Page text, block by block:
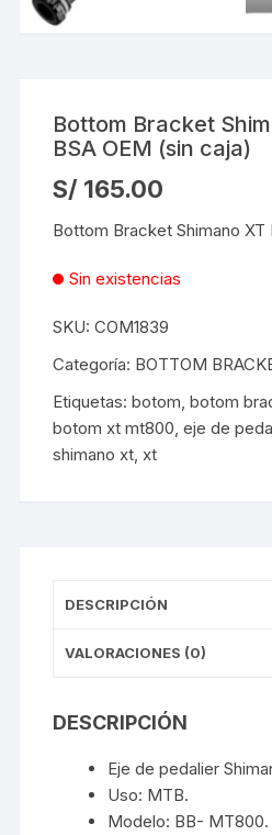
Bottom Bracket
BSA OEM (sin caja)
S/ 165.00
Bottom Bracket Shimano XT
Sin existencias
SKU:COM1839
Categoría: BOTTOM
Etiquetas:botom,botom
botom xt mt800,eje de
shimano xt,xt
DESCRIPCIÓN
VALORACIONES (0)
DESCRIPCIÓN
Eje de pedalier
Uso: MTB.
Modelo: BB- MT800.